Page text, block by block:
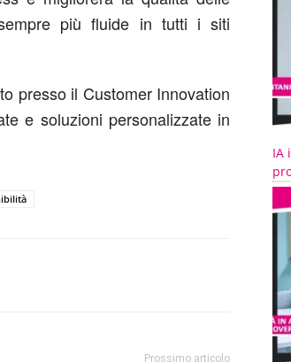
più fluide in tutti i siti
presso il Customer Innovation
e soluzioni personalizzate in
Prossimo articolo
IA